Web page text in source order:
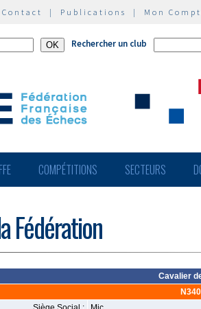
Contact | Publications | Mon
Rechercher un club
FFE COMPÉTITIONS SECTEURS
Fédération
Cavalier